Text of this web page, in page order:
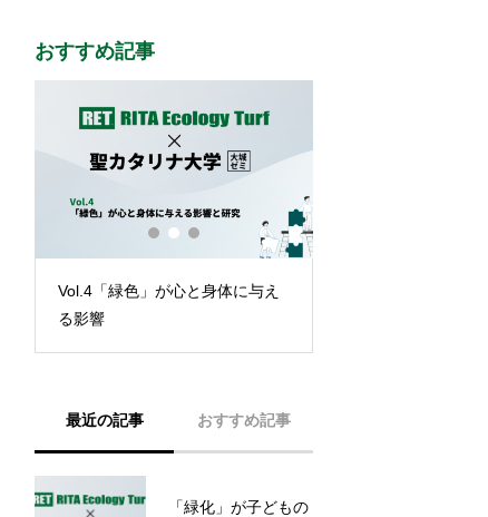
おすすめ記事
Vol.4「緑色」が心と身体に与え
る影響
最近の記事 おすすめ記事
「緑化」が子どもの
Vol.2 第1世代から第